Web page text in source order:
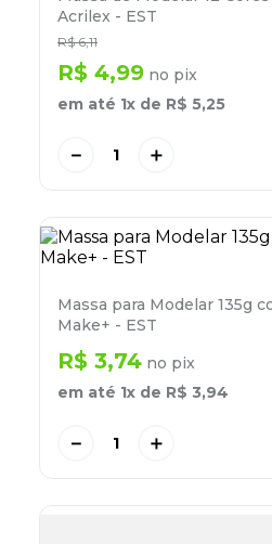
Acrilex - EST
R$ 6,11
R$ 4,99 no pix
em até 1x de R$ 5,25
＋
－
Massa para Modelar 135g
Make+ - EST
R$ 3,74 no pix
em até 1x de R$ 3,94
＋
－
º desinfetante
º marca texto